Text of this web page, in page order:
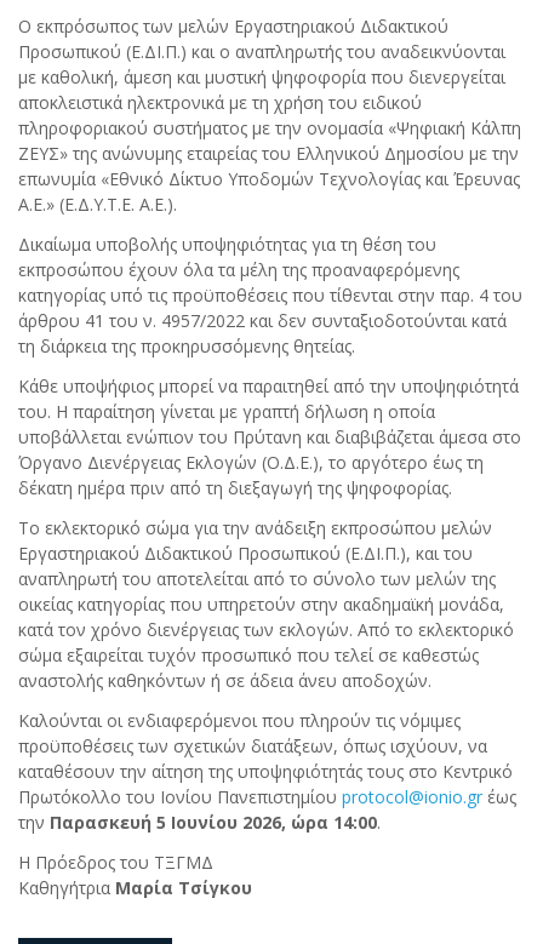
Ο εκπρόσωπος των μελών Εργαστηριακού Διδακτικού
Προσωπικού (Ε.ΔΙ.Π.) και ο αναπληρωτής του αναδεικνύονται
με καθολική, άμεση και μυστική ψηφοφορία που διενεργείται
αποκλειστικά ηλεκτρονικά με τη χρήση του ειδικού
πληροφοριακού συστήματος με την ονομασία «Ψηφιακή Κάλπη
ΖΕΥΣ» της ανώνυμης εταιρείας του Ελληνικού Δημοσίου με την
επωνυμία «Εθνικό Δίκτυο Υποδομών Τεχνολογίας και Έρευνας
Α.Ε.» (Ε.Δ.Υ.Τ.Ε. Α.Ε.).
Δικαίωμα υποβολής υποψηφιότητας για τη θέση του
εκπροσώπου έχουν όλα τα μέλη της προαναφερόμενης
κατηγορίας υπό τις προϋποθέσεις που τίθενται στην παρ. 4 του
άρθρου 41 του ν. 4957/2022 και δεν συνταξιοδοτούνται κατά
τη διάρκεια της προκηρυσσόμενης θητείας.
Κάθε υποψήφιος μπορεί να παραιτηθεί από την υποψηφιότητά
του. Η παραίτηση γίνεται με γραπτή δήλωση η οποία
υποβάλλεται ενώπιον του Πρύτανη και διαβιβάζεται άμεσα στο
Όργανο Διενέργειας Εκλογών (Ο.Δ.Ε.), το αργότερο έως τη
δέκατη ημέρα πριν από τη διεξαγωγή της ψηφοφορίας.
Το εκλεκτορικό σώμα για την ανάδειξη εκπροσώπου μελών
Εργαστηριακού Διδακτικού Προσωπικού (Ε.ΔΙ.Π.), και του
αναπληρωτή του αποτελείται από το σύνολο των μελών της
οικείας κατηγορίας που υπηρετούν στην ακαδημαϊκή μονάδα,
κατά τον χρόνο διενέργειας των εκλογών. Από το εκλεκτορικό
σώμα εξαιρείται τυχόν προσωπικό που τελεί σε καθεστώς
αναστολής καθηκόντων ή σε άδεια άνευ αποδοχών.
Καλούνται οι ενδιαφερόμενοι που πληρούν τις νόμιμες
προϋποθέσεις των σχετικών διατάξεων, όπως ισχύουν, να
καταθέσουν την αίτηση της υποψηφιότητάς τους στο Κεντρικό
Πρωτόκολλο του Ιονίου Πανεπιστημίου protocol@ionio.gr έως
την Παρασκευή 5 Ιουνίου 2026, ώρα 14:00.
Η Πρόεδρος του ΤΞΓΜΔ
Καθηγήτρια Μαρία Τσίγκου